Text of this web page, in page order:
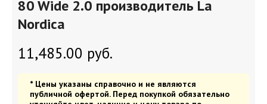
80 Wide 2.0 производитель La
Nordica
11,485.00 руб.
* Цены указаны справочно и не являются
публичной офертой. Перед покупкой обязательно